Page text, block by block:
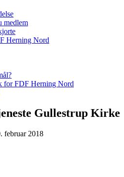
medlem
Herning Nord
for FDF Herning Nord
Gullestrup Kirke
februar 2018